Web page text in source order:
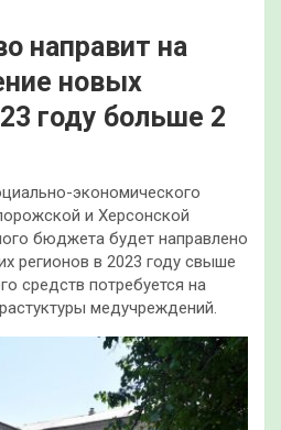
направит на
новых
году больше 2
экономического
и Херсонской
бюджета будет направлено
регионов в 2023 году свыше
средств потребуется на
медучреждений.